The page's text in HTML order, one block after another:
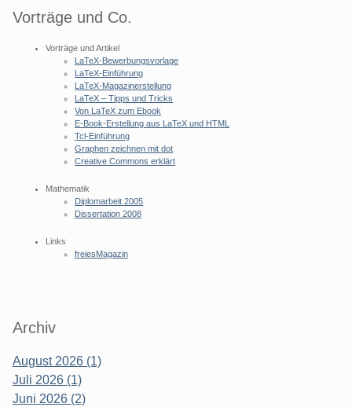
Vorträge und Co.
Vorträge und Artikel
LaTeX-Bewerbungsvorlage
LaTeX-Einführung
LaTeX-Magazinerstellung
LaTeX – Tipps und Tricks
Von LaTeX zum Ebook
E-Book-Erstellung aus LaTeX und HTML
Tcl-Einführung
Graphen zeichnen mit dot
Creative Commons erklärt
Mathematik
Diplomarbeit 2005
Dissertation 2008
Links
freiesMagazin
Archiv
August 2026 (1)
Juli 2026 (1)
Juni 2026 (2)